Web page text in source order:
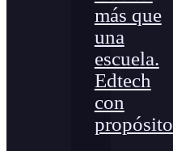
más que
una
escuela.
Edtech
con
propósito